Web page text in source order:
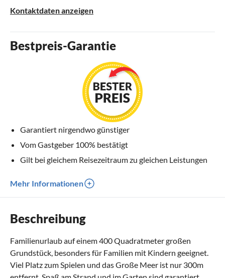
Kontaktdaten anzeigen
Bestpreis-Garantie
Garantiert nirgendwo günstiger
Vom Gastgeber 100% bestätigt
Gilt bei gleichem Reisezeitraum zu gleichen Leistungen
Mehr Informationen
Beschreibung
Familienurlaub auf einem 400 Quadratmeter großen
Grundstück, besonders für Familien mit Kindern geeignet.
Viel Platz zum Spielen und das Große Meer ist nur 300m